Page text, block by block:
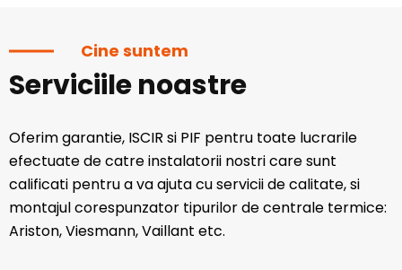
Cine suntem
Serviciile noastre
Oferim garantie, ISCIR si PIF pentru toate lucrarile
efectuate de catre instalatorii nostri care sunt
calificati pentru a va ajuta cu servicii de calitate, si
montajul corespunzator tipurilor de centrale termice:
Ariston, Viesmann, Vaillant etc.